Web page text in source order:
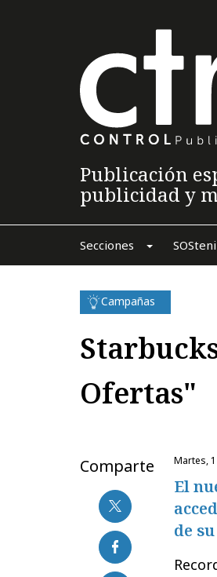
Publicación
publicidad y
Secciones
Campañas
Ofertas"
Comparte martes,
El
de